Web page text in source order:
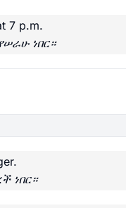
7 p.m.
ነበር።
ነበር።